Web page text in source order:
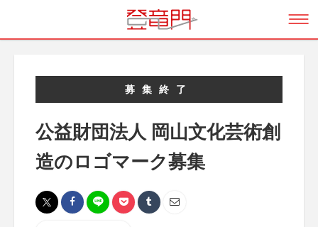
募集終了
公益財団法人 岡山文化芸術創
造のロゴマーク募集